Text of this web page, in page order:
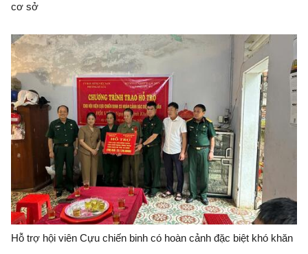
cơ sở
Hỗ trợ hội viên Cựu chiến binh có hoàn cảnh đặc biệt khó khăn